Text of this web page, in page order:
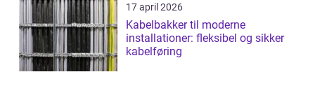
17 april 2026
Kabelbakker til moderne
installationer: fleksibel og sikker
kabelføring